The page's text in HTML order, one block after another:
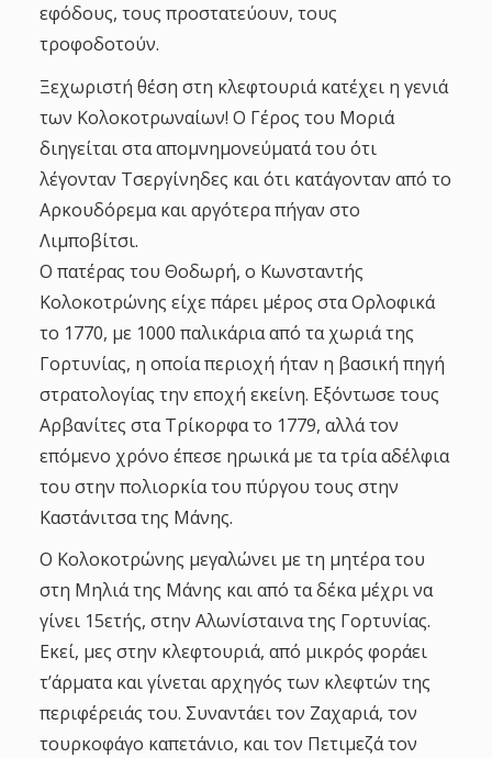
εφόδους, τους προστατεύουν, τους
τροφοδοτούν.
Ξεχωριστή θέση στη κλεφτουριά κατέχει η γενιά
των Κολοκοτρωναίων! Ο Γέρος του Μοριά
διηγείται στα απομνημονεύματά του ότι
λέγονταν Τσεργίνηδες και ότι κατάγονταν από το
Αρκουδόρεμα και αργότερα πήγαν στο
Λιμποβίτσι.
Ο πατέρας του Θοδωρή, ο Κωνσταντής
Κολοκοτρώνης είχε πάρει μέρος στα Ορλοφικά
το 1770, με 1000 παλικάρια από τα χωριά της
Γορτυνίας, η οποία περιοχή ήταν η βασική πηγή
στρατολογίας την εποχή εκείνη. Εξόντωσε τους
Αρβανίτες στα Τρίκορφα το 1779, αλλά τον
επόμενο χρόνο έπεσε ηρωικά με τα τρία αδέλφια
του στην πολιορκία του πύργου τους στην
Καστάνιτσα της Μάνης.
Ο Κολοκοτρώνης μεγαλώνει με τη μητέρα του
στη Μηλιά της Μάνης και από τα δέκα μέχρι να
γίνει 15ετής, στην Αλωνίσταινα της Γορτυνίας.
Εκεί, μες στην κλεφτουριά, από μικρός φοράει
τ’άρματα και γίνεται αρχηγός των κλεφτών της
περιφέρειάς του. Συναντάει τον Ζαχαριά, τον
τουρκοφάγο καπετάνιο, και τον Πετιμεζά τον